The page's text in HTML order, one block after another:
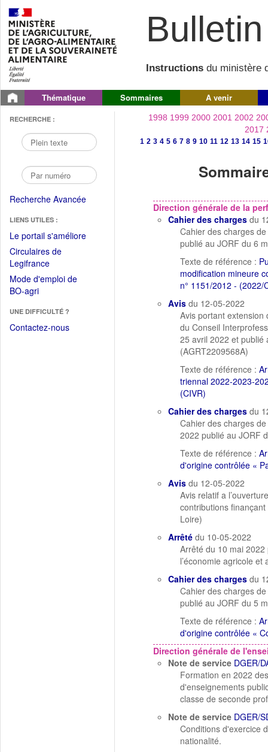
Instructions du ministère
Thématique Sommaires A venir
RECHERCHE :
Recherche Avancée
LIENS UTILES :
Le portail s'améliore(Fichier
Circulaires de
Legifrance(Ouvrir
dans
une
fenêtre)
Mode d'emploi de
BO-agri(Ouvrir
une
nouvelle
UNE DIFFICULTÉ ?
Contactez-nous
1998 1999 2000 2001 2002
2017
1 2 3 4 5 6 7 8 9 10 11 12 13 14 15
Direction générale de la
Cahier des charges du
Cahier des charges
publié au JORF du 6
Texte de référence :
modification mineure
n° 1151/2012 - (2022/
Avis du 12-05-2022
Avis portant
du Conseil
25 avril 2022 et publié
(AGRT2209568A)
Texte de référence :
triennal 2022-2023-
(CIVR)
Cahier des charges du
Cahier des charges
2022 publié au JORF
Texte de référence :
d'origine contrôlée «
Avis du 12-05-2022
Avis relatif a
contributions
Loire)
Arrêté du 10-05-2022
Arrêté du 10 mai
l’économie agricole
Cahier des charges du
Cahier des charges
publié au JORF du 5
Texte de référence :
d'origine contrôlée «
Direction générale de
Note de service DGER/
Formation en 2022
d'enseignements
classe de seconde
Note de service DGER/
Conditions d'exercice
nationalité.